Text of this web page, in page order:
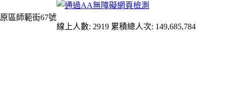
區師範街67號
線上人數: 2919 累積總人次: 149,685,784